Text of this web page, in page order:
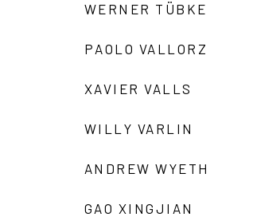
WERNER TÜBKE
PAOLO VALLORZ
XAVIER VALLS
WILLY VARLIN
ANDREW WYETH
GAO XINGJIAN